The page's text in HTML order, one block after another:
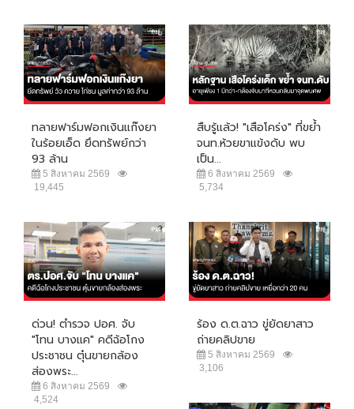
ทลายฟาร์มฟอกเงินแก๊งยา
ในร้อยเอ็ด ยึดทรัพย์กว่า
93 ล้าน
5 สิงหาคม 2569
19,445
สืบรู้แล้ว! "เสือโคร่ง" ที่ขย้ำ
จนท.ห้วยขาแข้งดับ พบ
เป็น...
6 สิงหาคม 2569
5,734
ด่วน! ตำรวจ ปอศ. จับ
"โทน บางแค" คดีฉ้อโกง
ประชาชน ตุ๋นขายกล้อง
ส่องพระ...
6 สิงหาคม 2569
4,524
ร้อง ด.ต.ฉาว ขู่ยัดยาสาว
ถ่ายคลิปขาย
5 สิงหาคม 2569
3,106